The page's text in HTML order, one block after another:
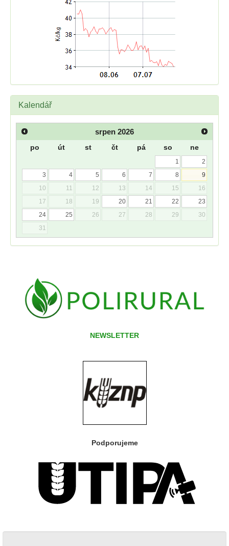
Kalendář
srpen 2026
po út st čt pá so ne
1
2
3
4 5 6 7 8
9
10
11 12 13 14 15
16
17
18 19 20 21 22
23
24
25 26 27 28 29
30
31
NEWSLETTER
Podporujeme